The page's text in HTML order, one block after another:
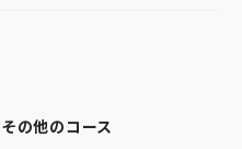
その他のコース